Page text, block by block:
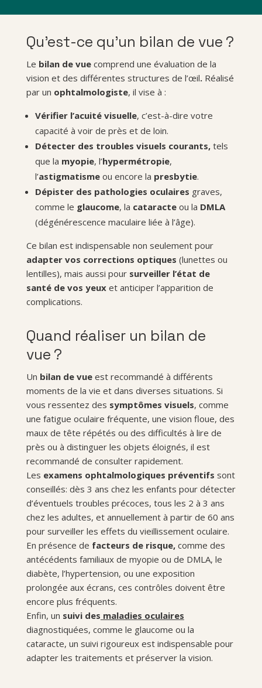
Qu’est-ce qu’un bilan de vue ?
Le bilan de vuecomprend une évaluation de la
vision et des différentes structures de l’œil.Réalisé
par un ophtalmologiste, il vise à :
Vérifier l’acuité visuelle, c’est-à-dire votre
capacité à voir de près et de loin.
Détecter des troubles visuels courants,tels
que la myopie, l’hypermétropie,
l’astigmatismeou encore la presbytie.
Dépister des pathologies oculaires graves,
comme le glaucome, la cataracteou la DMLA
(dégénérescence maculaire liée à l’âge).
Ce bilan est indispensable non seulement pour
adapter vos corrections optiques (lunettes ou
lentilles), mais aussi pour surveiller l’état de
santé de vos yeuxet anticiper l’apparition de
complications.
Quand réaliser un bilan de
vue ?
Un bilan de vueest recommandé à différents
moments de la vie et dans diverses situations. Si
vous ressentez des symptômes visuels, comme
une fatigue oculaire fréquente, une vision floue, des
maux de tête répétés ou des difficultés à lire de
près ou à distinguer les objets éloignés, il est
recommandé de consulter rapidement.
Les examens ophtalmologiques préventifs sont
conseillés: dès 3 ans chez les enfants pour détecter
d’éventuels troubles précoces, tous les 2 à 3 ans
chez les adultes, et annuellement à partir de 60 ans
pour surveiller les effets du vieillissement oculaire.
En présence de facteurs de risque,comme des
antécédents familiaux de myopie ou de DMLA, le
diabète, l’hypertension, ou une exposition
prolongée aux écrans, ces contrôles doivent être
encore plus fréquents.
Enfin, un suivi des maladies oculaires
diagnostiquées, comme le glaucome ou la
cataracte, un suivi rigoureux est indispensable pour
adapter les traitements et préserver la vision.